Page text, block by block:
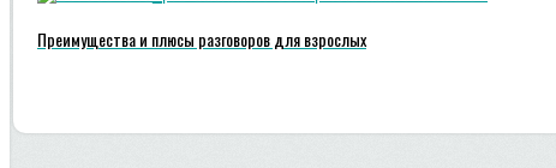
Преимущества и плюсы разговоров для взрослых